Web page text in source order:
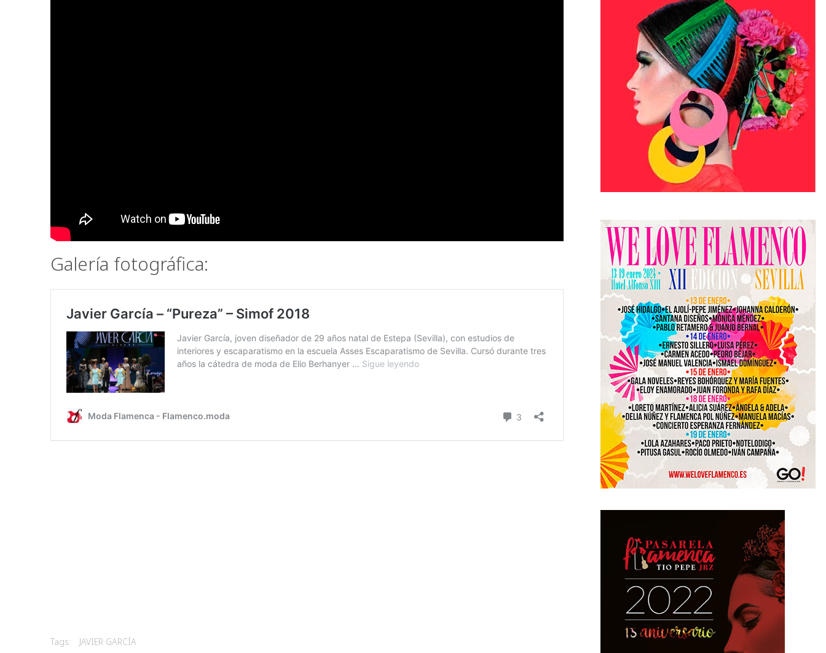
Galería fotográfica:
Tags: JAVIER GARCÍA